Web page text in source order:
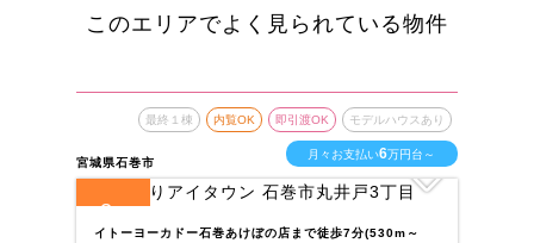
このエリアでよく見られている物件
宮城県石巻市
最終１棟 内覧OK 即引渡OK モデルハウスあり
月々お支払い6万円台～
3
イトーヨーカドー石巻あけぼの店まで徒歩7分(530m～